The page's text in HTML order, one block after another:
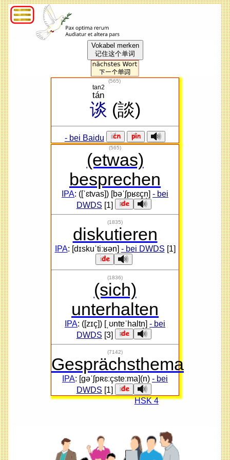
Vokabel merken
记住这个单词
(565)
谈
tán
tan2
(談)
- bei Baidu
(565)
(etwas)
besprechen
IPA: ([ˈɛtvas]) [bəˈʃpʁɛçn̩] - bei
DWDS [1]
(1835)
diskutieren
IPA: [dɪskuˈtiːʁən] - bei DWDS [1]
(1836)
(sich)
unterhalten
IPA: ([zɪç]) [ˌʊntɐˈhaltn̩] - bei
DWDS [3]
(7142)
Gesprächsthema
IPA: [gəˈʃpʀɛːçsteːma](n) - bei
DWDS [1]
HSK 4